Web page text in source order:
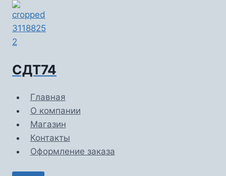
Перейти
содержимому
СДТ74
Главная
О компании
Магазин
Контакты
Оформление заказа